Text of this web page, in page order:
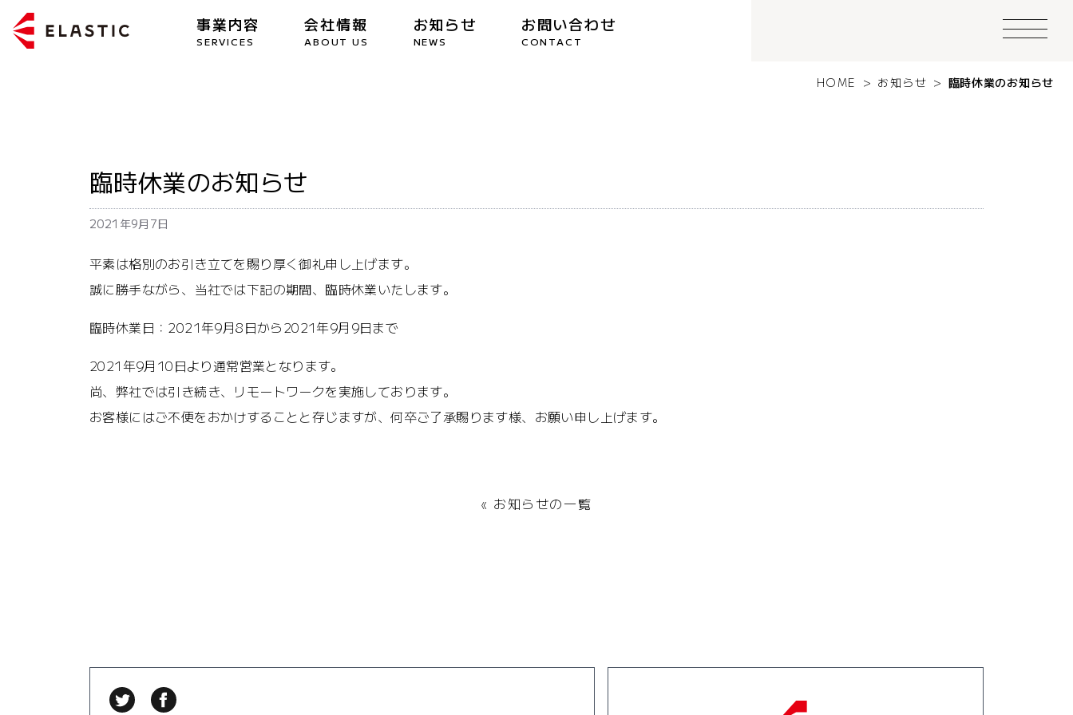
事業内容
SERVICES
会社情報
ABOUT US
お知らせ
NEWS
お問い合わせ
CONTACT
HOME > お知らせ > 臨時休業のお知らせ
臨時休業のお知らせ
2021年9月7日
平素は格別のお引き立てを賜り厚く御礼申し上げます。
誠に勝手ながら、当社では下記の期間、臨時休業いたします。
臨時休業日：2021年9月8日から2021年9月9日まで
2021年9月10日より通常営業となります。
尚、弊社では引き続き、リモートワークを実施しております。
お客様にはご不便をおかけすることと存じますが、何卒ご了承賜ります様、お願い申し上げます。
« お知らせの一覧